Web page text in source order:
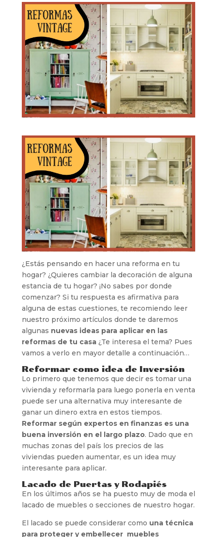
¿Estás pensando en hacer una reforma en tu
hogar? ¿Quieres cambiar la decoración de alguna
estancia de tu hogar? ¡No sabes por donde
comenzar? Si tu respuesta es afirmativa para
alguna de estas cuestiones, te recomiendo leer
nuestro próximo artículos donde te daremos
algunas nuevas ideas para aplicar en las
reformas de tu casa¿Te interesa el tema? Pues
vamos a verlo en mayor detalle a continuación…
Reformar como idea de Inversión
Lo primero que tenemos que decir es tomar una
vivienda y reformarla para luego ponerla en venta
puede ser una alternativa muy interesante de
ganar un dinero extra en estos tiempos.
Reformar según expertos en finanzas es una
buena inversión en el largo plazo. Dado que en
muchas zonas del país los precios de las
viviendas pueden aumentar, es un idea muy
interesante para aplicar.
Lacado de Puertas y Rodapiés
En los últimos años se ha puesto muy de moda el
lacado de muebles o secciones de nuestro hogar.
El lacado se puede considerar como una técnica
para proteger y embellecer muebles